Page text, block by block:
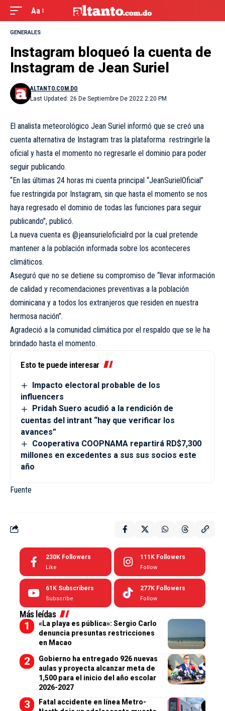
Aa
GENERALES
Instagram bloqueó la cuenta de
Instagram de Jean Suriel
Last Updated: 26 De Septiembre De 2022 2:20 PM
ALTANTO.COM.DO
El analista meteorológico Jean Suriel informó que se creó una
cuenta alternativa de Instagram tras la plataforma restringirle la
oficial y hasta el momento no regresarle el dominio para poder
seguir publicando.
“En las últimas 24 horas mi cuenta principal “JeanSurielOficial”
fue restringida por Instagram, sin que hasta el momento se nos
haya regresado el dominio de todas las funciones para seguir
publicando”, publicó.
La nueva cuenta es @jeansurieloficialrd por la cual pretende
mantener a la población informada sobre los aconteceres
climáticos.
Aseguró que no se detiene su compromiso de “llevar información
de calidad y recomendaciones preventivas a la población
dominicana y a todos los extranjeros que residen en nuestra
hermosa nación”.
Agradeció a la comunidad climática por el respaldo que se le ha
brindado hasta el momento.
Esto te puede interesar
Impacto electoral probable de los
influencers
Pridah Suero acudió a la rendición de
cuentas del intrant “hay que verificar los
avances”
Cooperativa COOPNAMA repartirá RD$7,300
millones en excedentes a sus sus socios este
año
Fuente
230K Followers
Like
111K Followers
Follow
61K Subscribers
Subscribe
277K Followers
Follow
Más leídas
«La playa es pública»: Sergio Carlo
denuncia presuntas restricciones
en Macao
Gobierno ha entregado 926 nuevas
aulas y proyecta alcanzar meta de
1,500 para el inicio del año escolar
2026-2027
Fatal accidente en línea Metro-